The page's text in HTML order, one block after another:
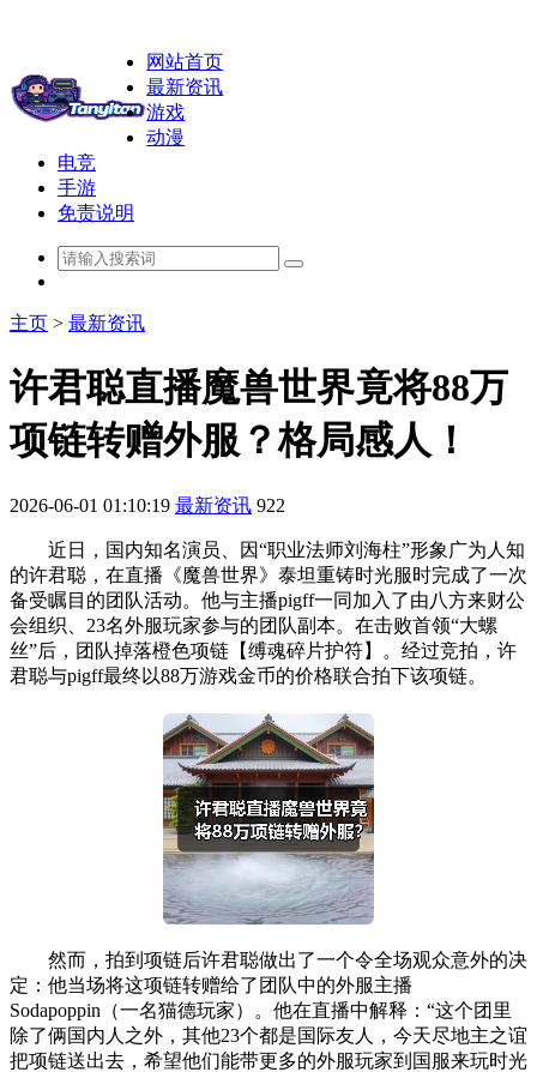
网站首页
最新资讯
游戏
动漫
电竞
手游
免责说明
主页 > 最新资讯
许君聪直播魔兽世界竟将88万
项链转赠外服？格局感人！
2026-06-01 01:10:19 最新资讯 922
近日，国内知名演员、因“职业法师刘海柱”形象广为人知
的许君聪，在直播《魔兽世界》泰坦重铸时光服时完成了一次
备受瞩目的团队活动。他与主播pigff一同加入了由八方来财公
会组织、23名外服玩家参与的团队副本。在击败首领“大螺
丝”后，团队掉落橙色项链【缚魂碎片护符】。经过竞拍，许
君聪与pigff最终以88万游戏金币的价格联合拍下该项链。
然而，拍到项链后许君聪做出了一个令全场观众意外的决
定：他当场将这项链转赠给了团队中的外服主播
Sodapoppin（一名猫德玩家）。他在直播中解释：“这个团里
除了俩国内人之外，其他23个都是国际友人，今天尽地主之谊
把项链送出去，希望他们能带更多的外服玩家到国服来玩时光